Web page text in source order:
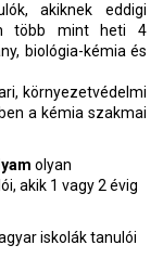
akiknek eddigi
több mint heti 4
biológia-kémia és
környezetvédelmi
a kémia szakmai
olyan
akik 1 vagy 2 évig
iskolák tanulói